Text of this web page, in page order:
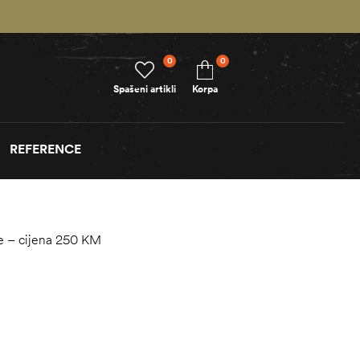
Spašeni artikli
0
Korpa
0
REFERENCE
– cijena 250 KM